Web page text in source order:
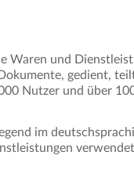
Waren und
gedient,
Nutzer und über
im